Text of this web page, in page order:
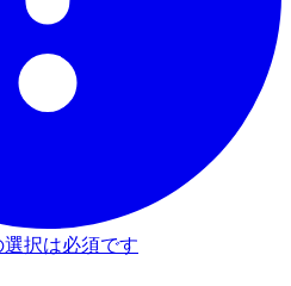
択は必須です